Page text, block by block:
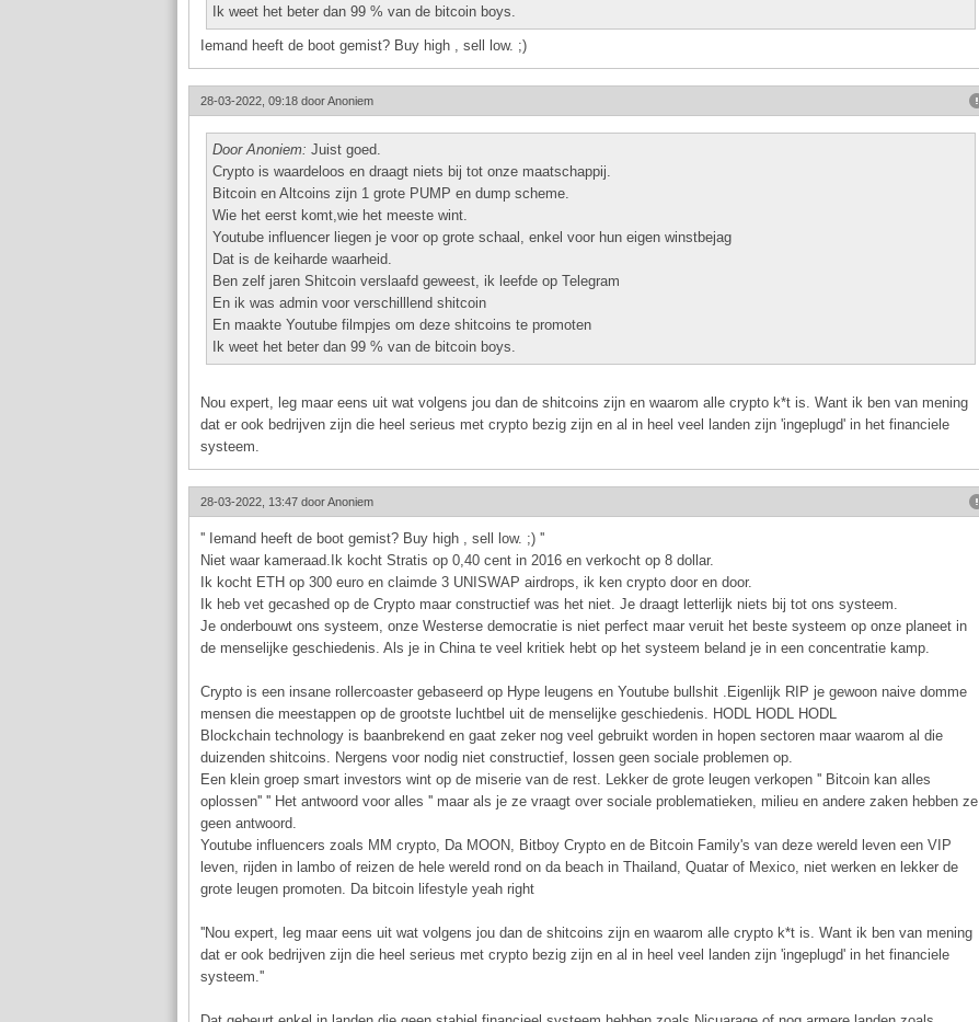
Ik weet het beter dan 99 % van de bitcoin boys.
Iemand heeft de boot gemist? Buy high , sell low. ;)
28-03-2022, 09:18 doorAnoniem
Door Anoniem: Juist goed.
Crypto is waardeloos en draagt niets bij tot onze maatschappij.
Bitcoin en Altcoins zijn 1 grote PUMP en dump scheme.
Wie het eerst komt,wie het meeste wint.
Youtube influencer liegen je voor op grote schaal, enkel voor hun eigen winstbejag
Dat is de keiharde waarheid.
Ben zelf jaren Shitcoin verslaafd geweest, ik leefde op Telegram
En ik was admin voor verschilllend shitcoin
En maakte Youtube filmpjes om deze shitcoins te promoten
Ik weet het beter dan 99 % van de bitcoin boys.
Nou expert, leg maar eens uit wat volgens jou dan de shitcoins zijn en waarom alle crypto k*t is. Want ik ben van mening
dat er ook bedrijven zijn die heel serieus met crypto bezig zijn en al in heel veel landen zijn 'ingeplugd' in het financiele
systeem.
28-03-2022, 13:47 doorAnoniem
'' Iemand heeft de boot gemist? Buy high , sell low. ;) ''
Niet waar kameraad.Ik kocht Stratis op 0,40 cent in 2016 en verkocht op 8 dollar.
Ik kocht ETH op 300 euro en claimde 3 UNISWAP airdrops, ik ken crypto door en door.
Ik heb vet gecashed op de Crypto maar constructief was het niet. Je draagt letterlijk niets bij tot ons systeem.
Je onderbouwt ons systeem, onze Westerse democratie is niet perfect maar veruit het beste systeem op onze planeet in
de menselijke geschiedenis. Als je in China te veel kritiek hebt op het systeem beland je in een concentratie kamp.
Crypto is een insane rollercoaster gebaseerd op Hype leugens en Youtube bullshit .Eigenlijk RIP je gewoon naive domme
mensen die meestappen op de grootste luchtbel uit de menselijke geschiedenis. HODL HODL HODL
Blockchain technology is baanbrekend en gaat zeker nog veel gebruikt worden in hopen sectoren maar waarom al die
duizenden shitcoins. Nergens voor nodig niet constructief, lossen geen sociale problemen op.
Een klein groep smart investors wint op de miserie van de rest. Lekker de grote leugen verkopen '' Bitcoin kan alles
oplossen'' '' Het antwoord voor alles '' maar als je ze vraagt over sociale problematieken, milieu en andere zaken hebben ze
geen antwoord.
Youtube influencers zoals MM crypto, Da MOON, Bitboy Crypto en de Bitcoin Family's van deze wereld leven een VIP
leven, rijden in lambo of reizen de hele wereld rond on da beach in Thailand, Quatar of Mexico, niet werken en lekker de
grote leugen promoten. Da bitcoin lifestyle yeah right
''Nou expert, leg maar eens uit wat volgens jou dan de shitcoins zijn en waarom alle crypto k*t is. Want ik ben van mening
dat er ook bedrijven zijn die heel serieus met crypto bezig zijn en al in heel veel landen zijn 'ingeplugd' in het financiele
systeem.''